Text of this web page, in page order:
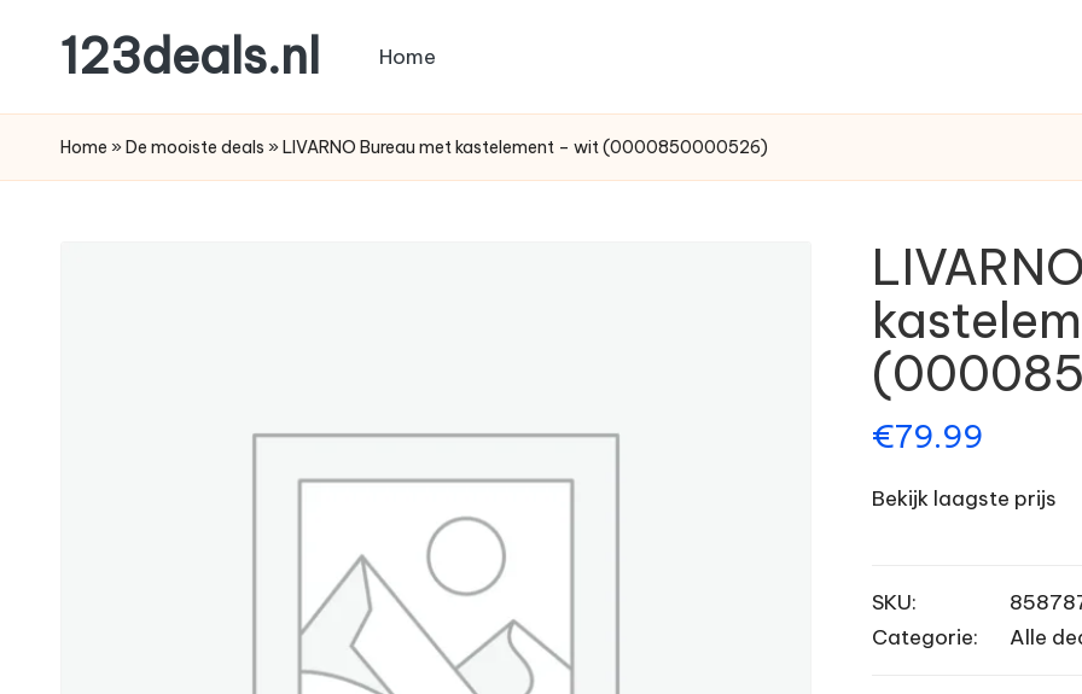
123deals.nl
leukste
deals
Home
Home » De mooiste deals » LIVARNO Bureau met kastelement – wit (0000850000526)
€79.99
Bekijk laagste prijs
SKU:
Categorie:
Alle